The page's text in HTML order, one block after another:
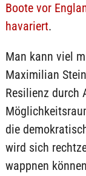
Boote vor
havariert.
Man kann viel
Maximilian
Resilienz durch
die
wird sich
wappnen